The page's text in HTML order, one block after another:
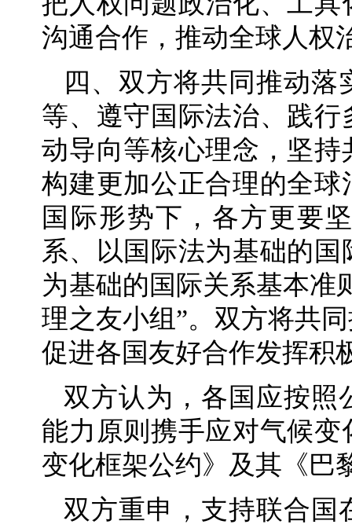
沟通合作，推动全球人权
四、双方将共同推动
等、遵守国际法治、践
动导向等核心理念，坚
构建更加公正合理的全
国际形势下，各方更要
系、以国际法为基础的
为基础的国际关系基本准
理之友小组”。双方将共
促进各国友好合作发挥积
双方认为，各国应按照
能力原则携手应对气候
变化框架公约》及其《巴
双方重申，支持联合国